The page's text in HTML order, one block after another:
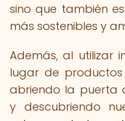
sino que también
más sostenibles y
Además, al utilizar
lugar de
abriendo la puerta
y descubriendo